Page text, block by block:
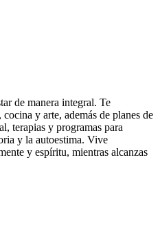
de manera integral. Te
y arte, además de planes de
terapias y programas para
y la autoestima. Vive
y espíritu, mientras alcanzas